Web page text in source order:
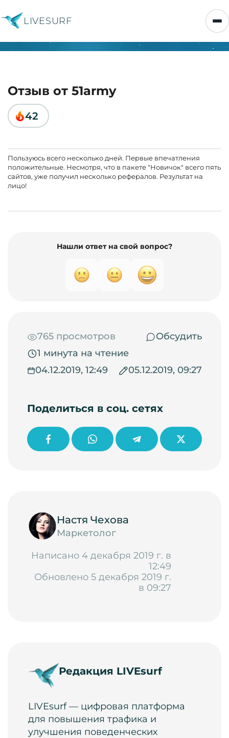
LIVESURF
Отзыв от 51army
42
Пользуюсь всего несколько дней. Первые впечатления
положительные. Несмотря, что в пакете "Новичок" всего пять
сайтов, уже получил несколько рефералов. Результат на
лицо!
Нашли ответ на свой вопрос?
765 просмотров
Обсудить
1 минута на чтение
04.12.2019, 12:49
05.12.2019, 09:27
Поделиться в соц. сетях
Настя Чехова
Маркетолог
Написано 4 декабря 2019 г. в
12:49
Обновлено 5 декабря 2019 г.
в 09:27
Редакция LIVEsurf
LIVEsurf — цифровая платформа
для повышения трафика и
улучшения поведенческих